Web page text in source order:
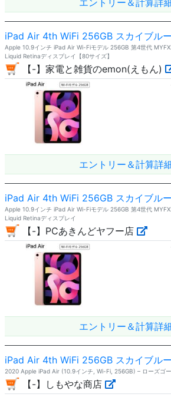
iPad Air 4th WiFi 256GB スカイブルー
Apple 10.9インチ iPad Air Wi-Fiモデル 256GB 第4世代
Liquid Retinaディスプレイ【80サイズ】
【-】家電と雑貨のemon(えもん)
エントリー＆計算詳
iPad Air 4th WiFi 256GB スカイブルー
Apple 10.9インチ iPad Air Wi-Fiモデル 256GB 第4世代
Liquid Retinaディスプレイ
【-】PCあきんどヤフー店
エントリー＆計算詳
iPad Air 4th WiFi 256GB スカイブルー
2020 Apple iPad Air (10.9インチ, Wi-Fi, 256GB) – ローズゴ
【-】しもやな商店